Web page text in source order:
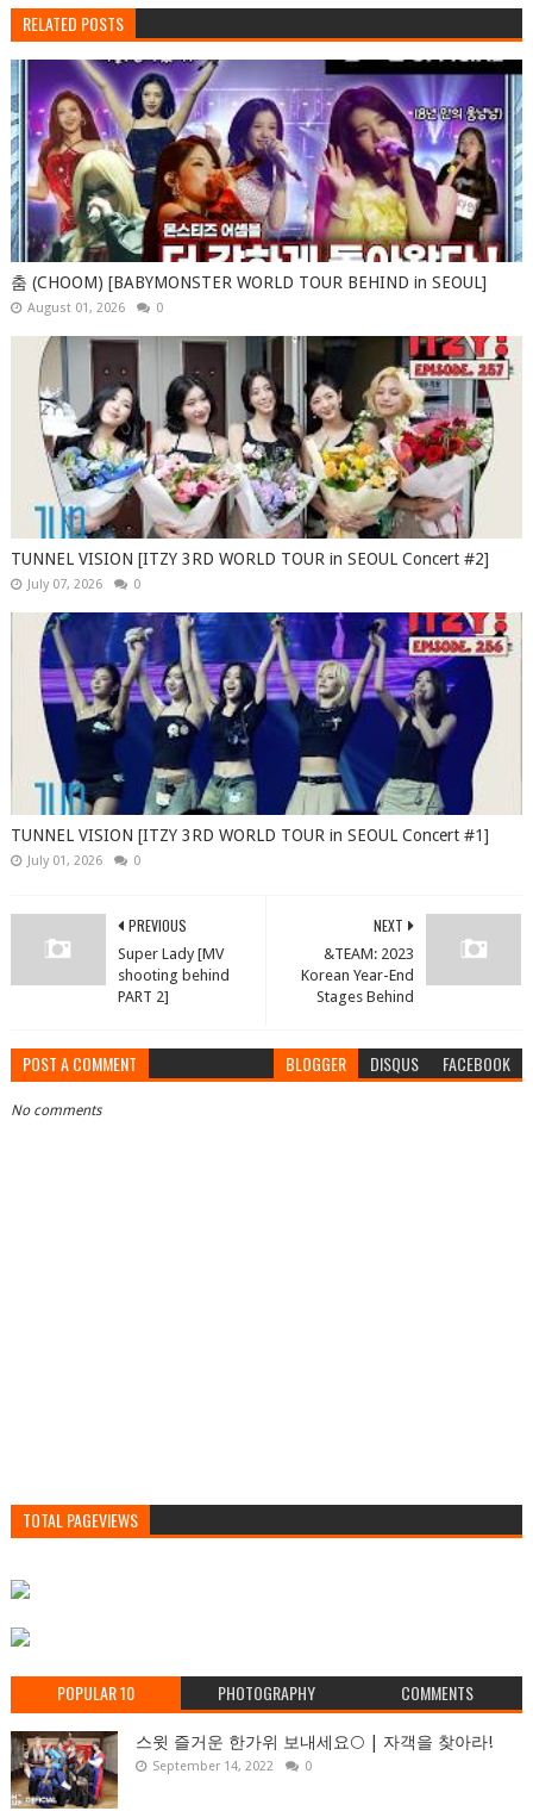
RELATED POSTS
춤 (CHOOM) [BABYMONSTER WORLD TOUR BEHIND in SEOUL]
August 01, 2026 0
TUNNEL VISION [ITZY 3RD WORLD TOUR in SEOUL Concert #2]
July 07, 2026 0
TUNNEL VISION [ITZY 3RD WORLD TOUR in SEOUL Concert #1]
July 01, 2026 0
NEXT
&TEAM: 2023
Korean Year-End
Stages Behind
PREVIOUS
Super Lady [MV
shooting behind
PART 2]
POST A COMMENT BLOGGER DISQUS FACEBOOK
No comments
TOTAL PAGEVIEWS
POPULAR 10 PHOTOGRAPHY COMMENTS
스윗 즐거운 한가위 보내세요🌕 | 자객을 찾아라!
September 14, 2022 0